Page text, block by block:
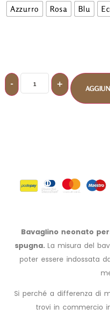
Azzurro Rosa Blu
Bavaglino neonato
spugna. La misura del
poter essere indossata
Si perché a differenza di
trovi in commercio